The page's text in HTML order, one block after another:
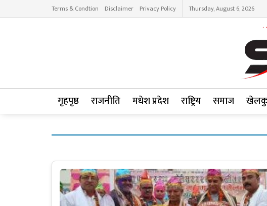
Terms & Condtion Disclaimer Privacy Policy Thursday, August 6, 2026
गृहपृष्ठ राजनीति मधेश प्रदेश राष्ट्रिय समाज